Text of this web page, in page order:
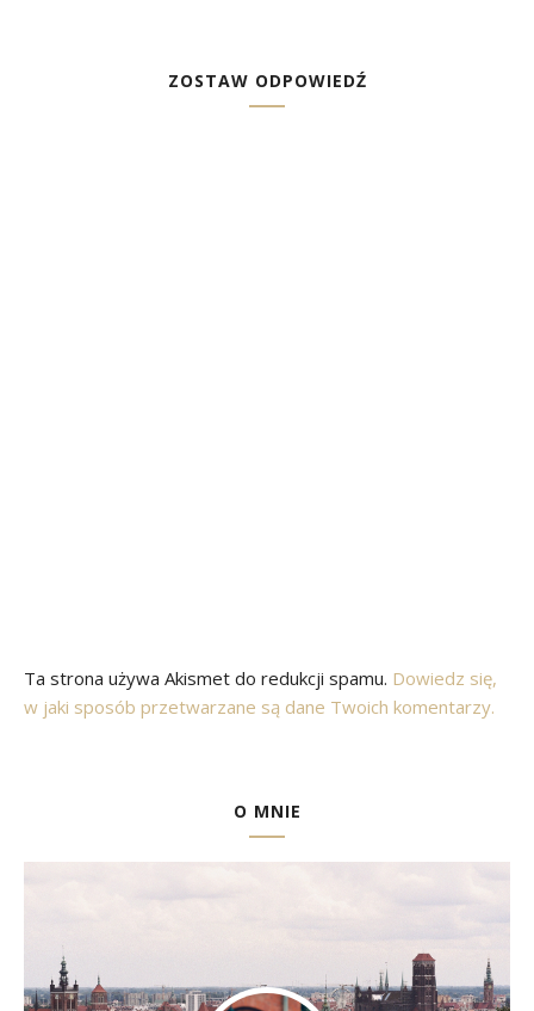
ZOSTAW ODPOWIEDŹ
Ta strona używa Akismet do redukcji spamu. Dowiedz się,
w jaki sposób przetwarzane są dane Twoich komentarzy.
O MNIE